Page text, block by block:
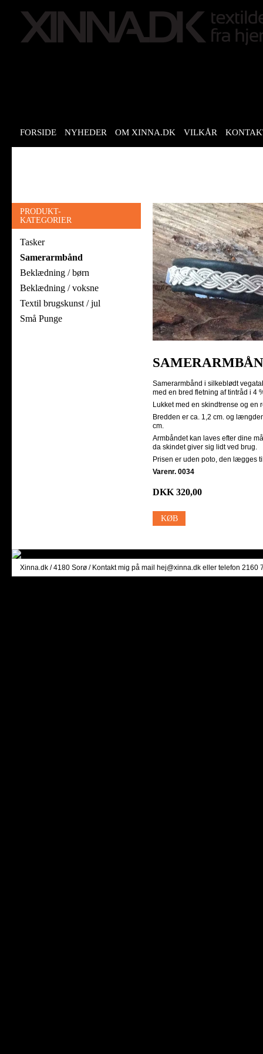
FORSIDE NYHEDER OM XINNA.DK VILKÅR
PRODUKT-
KATEGORIER
Tasker
Samerarmbånd
Beklædning / børn
Beklædning / voksne
Textil brugskunst / jul
Små Punge
Samerarmbånd i silkeblødt
med en bred fletning af tintråd i 4
Lukket med en skindtrense og en
Bredden er ca. 1,2 cm. og
cm.
Armbåndet kan laves efter dine
da skindet giver sig lidt ved brug.
Prisen er uden poto, den lægges
Varenr. 0034
DKK 320,00
Xinna.dk / 4180 Sorø / Kontakt mig på mail hej@xinna.dk eller telefon 2160